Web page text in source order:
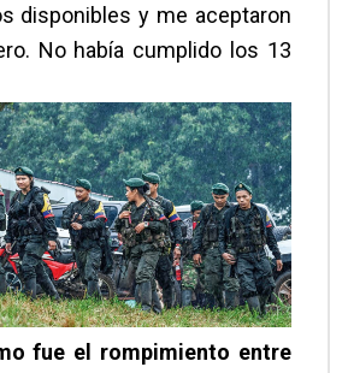
disponibles y me aceptaron
No había cumplido los 13
fue el rompimiento entre